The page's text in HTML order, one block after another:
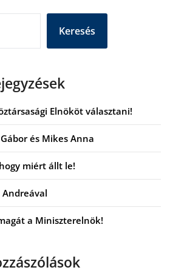
Keresés
Elnököt választani!
és Mikes Anna
miért állt le!
a Miniszterelnök!